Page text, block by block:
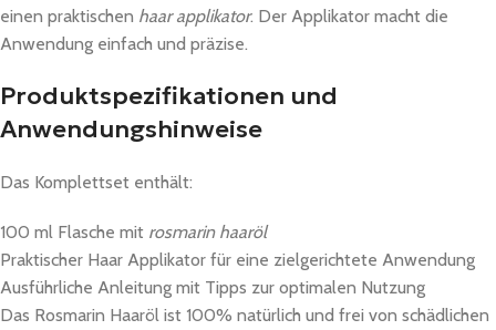
einen praktischen haar applikator. Der Applikator macht die
Anwendung einfach und präzise.
Produktspezifikationen und
Anwendungshinweise
Das Komplettset enthält:
100 ml Flasche mit rosmarin haaröl
Praktischer Haar Applikator für eine zielgerichtete Anwendung
Ausführliche Anleitung mit Tipps zur optimalen Nutzung
Das Rosmarin Haaröl ist 100% natürlich und frei von schädlichen